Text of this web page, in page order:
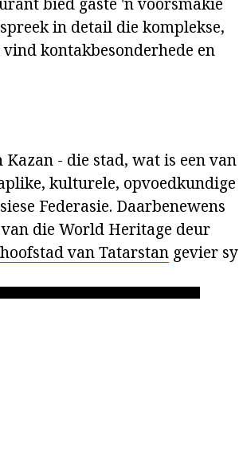
in detail die komplekse,
kontakbesonderhede en
- die stad, wat is een van
kulturele, opvoedkundige
Federasie. Daarbenewens
die World Heritage deur
van Tatarstan gevier sy